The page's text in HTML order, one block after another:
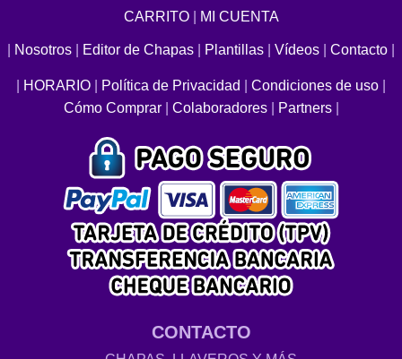
CARRITO| MI CUENTA
Nosotros Editor de Chapas Plantillas Vídeos Contacto
HORARIO Política de Privacidad Condiciones de uso
Cómo Comprar
Colaboradores Partners
CONTACTO